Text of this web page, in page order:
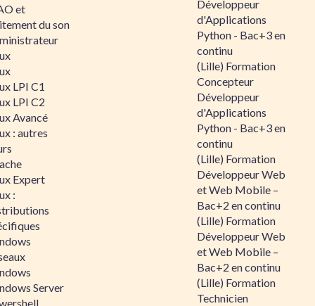
et
du son
LPI C1
LPI C2
Avancé
: autres
Expert
:
Server
Développeur
d'Applications
Python - Bac+3 en
continu
(Lille) Formation
Concepteur
Développeur
d'Applications
Python - Bac+3 en
continu
(Lille) Formation
Développeur Web
et Web Mobile –
Bac+2 en continu
(Lille) Formation
Développeur Web
et Web Mobile –
Bac+2 en continu
(Lille) Formation
Technicien